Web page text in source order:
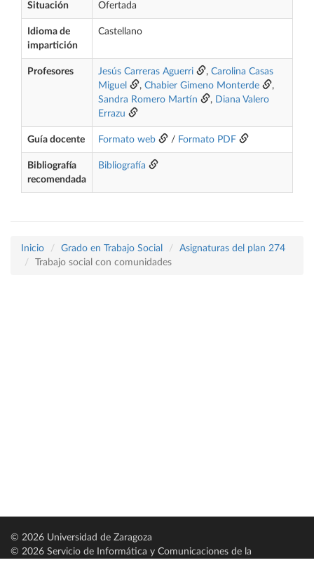
Situación Ofertada
Idioma de
impartición
Castellano
Profesores Jesús Carreras Aguerri , Carolina Casas
Miguel
, Chabier Gimeno Monterde
,
Sandra Romero Martín
, Diana Valero
Errazu
Guía docente Formato web / Formato PDF
Bibliografía
recomendada
Bibliografía
Inicio Grado en Trabajo Social
Asignaturas del plan 274
Trabajo social con comunidades
© 2026 Universidad de Zaragoza
© 2026 Servicio de Informática y Comunicaciones de la